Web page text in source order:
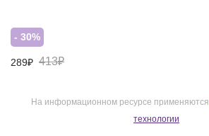
- 30%
289₽ 413₽
На информационном ресурсе применяются
технологии